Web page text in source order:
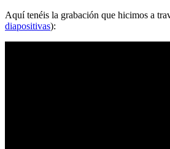
Aquí tenéis la grabación que hicimos a
diapositivas):